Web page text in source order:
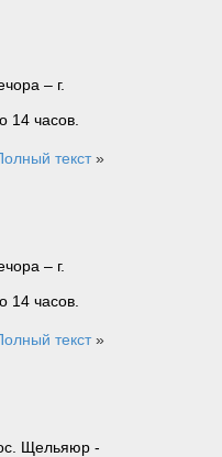
– г.
14 часов.
текст»
– г.
14 часов.
текст»
Щельяюр -